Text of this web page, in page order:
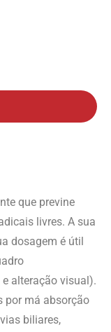
que previne
livres. A sua
dosagem é útil
alteração visual).
por má absorção
biliares,